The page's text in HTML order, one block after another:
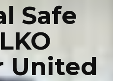
Safe
United